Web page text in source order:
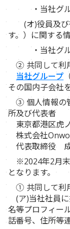
・当社グルー
(オ)役員及び
す。）に関する
・当社グルー
② 共同して利
当社グループ
その国内子会社
③ 個人情報の
所及び代表者
東京都港区虎
株式会社
代表取締役
※2024年2月末
となります。
① 共同して利
(ア)当社社員
名等プロフィー
話番号、住所等